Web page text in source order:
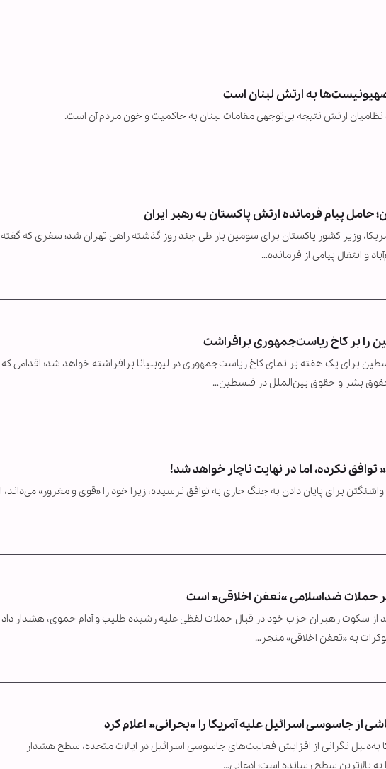
به ارتش لبنان است
ارتش نتیجه بی‌توجهی مقامات لبنان به حاکمیت و خون مردم آن است.
حامل پیام فرمانده ارتش پاکستان به رهبر ایران
وزیر کشور پاکستان برای سومین بار طی چند روز گذشته راهی تهران شد؛ سفری که گفته
و انتقال پیامی از فرمانده…
را بر کاخ ریاست‌جمهوری برافراشت
برای یک هفته بر نمای کاخ ریاست‌جمهوری در لیوبلیانا برافراشته خواهد شد؛ اقدامی که
بشر و حقوق بین‌الملل در فلسطین…
نکرده، اما در نهایت ناچار خواهد شد!
برای پایان دادن به جنگ جاری به توافق نرسیده، زیرا خود را «قوی و مغرور» می‌داند،
حملات ضداسلامی «تعفن اخلاقی» است
تند از سکوت رهبران حزب خود در قبال حملات لفظی علیه رشیده طلیب و آدام حموی، هشدار
به «تعفن اخلاقی» منجر…
به‌دلیل نگرانی از افزایش فعالیت‌های جاسوسی اسرائیل در ایالات متحده، سطح هشدار
بالاترین سطح رسانده است؛ ادعایی…